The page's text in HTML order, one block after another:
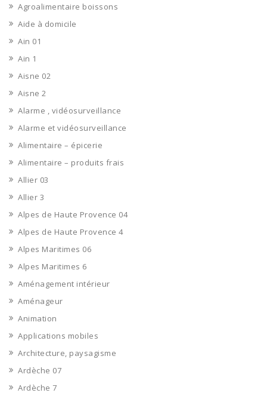
Agroalimentaire boissons
Aide à domicile
Ain 01
Ain 1
Aisne 02
Aisne 2
Alarme , vidéosurveillance
Alarme et vidéosurveillance
Alimentaire – épicerie
Alimentaire – produits frais
Allier 03
Allier 3
Alpes de Haute Provence 04
Alpes de Haute Provence 4
Alpes Maritimes 06
Alpes Maritimes 6
Aménagement intérieur
Aménageur
Animation
Applications mobiles
Architecture, paysagisme
Ardèche 07
Ardèche 7